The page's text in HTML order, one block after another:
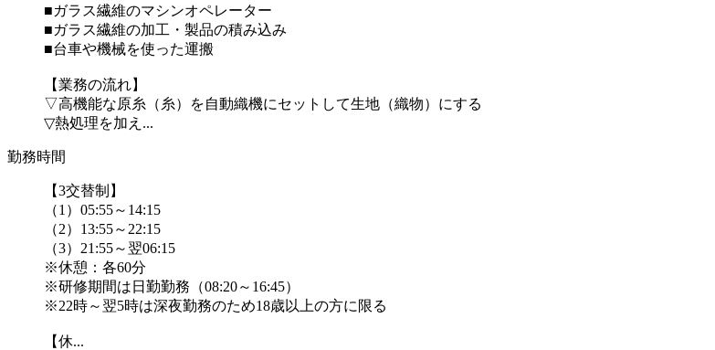
■ガラス繊維のマシンオペレーター
■ガラス繊維の加工・製品の積み込み
■台車や機械を使った運搬
【業務の流れ】
▽高機能な原糸（糸）を自動織機にセットして生地（織物）にする
▽熱処理を加え...
勤務時間
【3交替制】
（1）05:55～14:15
（2）13:55～22:15
（3）21:55～翌06:15
※休憩：各60分
※研修期間は日勤勤務（08:20～16:45）
※22時～翌5時は深夜勤務のため18歳以上の方に限る
【休...